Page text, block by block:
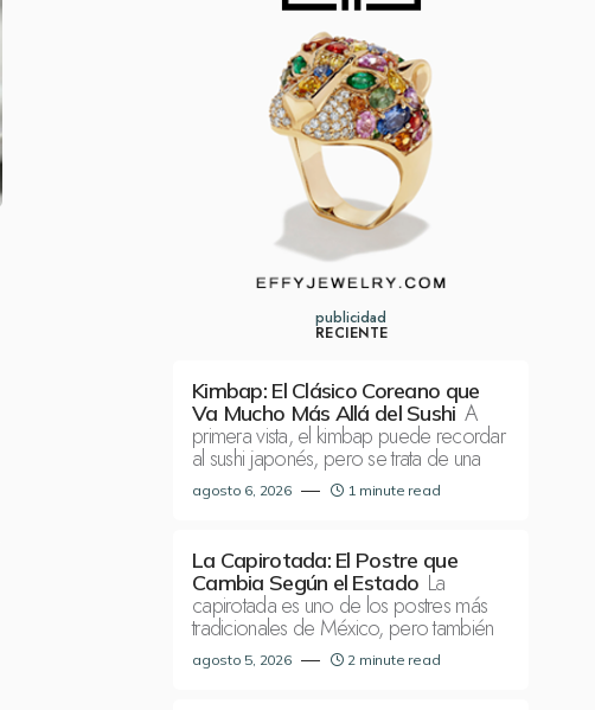
publicidad
RECIENTE
Kimbap: El Clásico Coreano que
Va Mucho Más Allá del Sushi A
primera vista, el kimbap puede recordar
al sushi japonés, pero se trata de una
agosto 6, 2026 1 minute read
La Capirotada: El Postre que
Cambia Según el Estado La
capirotada es uno de los postres más
tradicionales de México, pero también
agosto 5, 2026 2 minute read